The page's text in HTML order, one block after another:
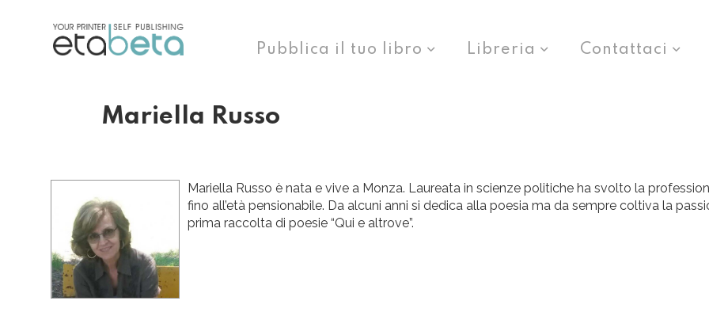
Pubblica il tuo libro Libreria Contattaci
Mariella Russo
Mariella Russo è nata e vive a Monza. Laureata in scienze politiche ha svolto la
fino all’età pensionabile. Da alcuni anni si dedica alla poesia ma da sempre coltiva la
prima raccolta di poesie “Qui e altrove”.